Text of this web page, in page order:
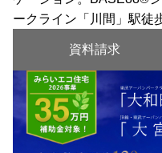
ークライン「川間」駅徒
資料請求